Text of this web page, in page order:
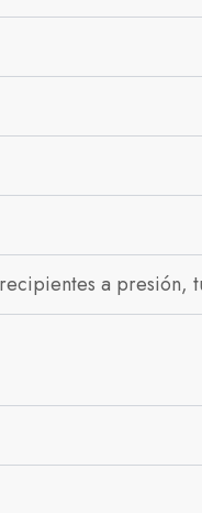
a presión,